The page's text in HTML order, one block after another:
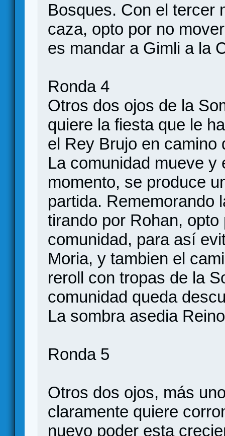
Bosques. Con el tercer
caza, opto por no
es mandar a Gimli a la
Ronda 4
Otros dos ojos de la
quiere la fiesta que le
el Rey Brujo en camino
La comunidad mueve y
momento, se produce
partida. Rememorando
tirando por Rohan,
comunidad, para así
Moria, y tambien el
reroll con tropas de la
comunidad queda
La sombra asedia
Ronda 5
Otros dos ojos, más
claramente quiere
nuevo poder esta